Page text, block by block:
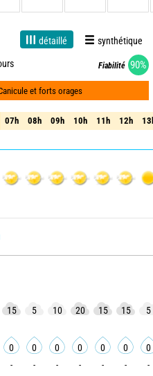
détaillé synthétique
Fiabilité 90%
et forts orages
07h 08h 09h 10h 11h 12h
07h 08h 09h 10h 11h 12h
15 5 10 20 15 15 5
0 0 0 0 0 0 0
- - - - - - -